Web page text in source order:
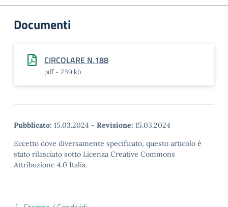
Documenti
CIRCOLARE N.188
pdf - 739 kb
Pubblicato: 15.03.2024 - Revisione: 15.03.2024
Eccetto dove diversamente specificato, questo articolo è
stato rilasciato sotto Licenza Creative Commons
Attribuzione 4.0 Italia.